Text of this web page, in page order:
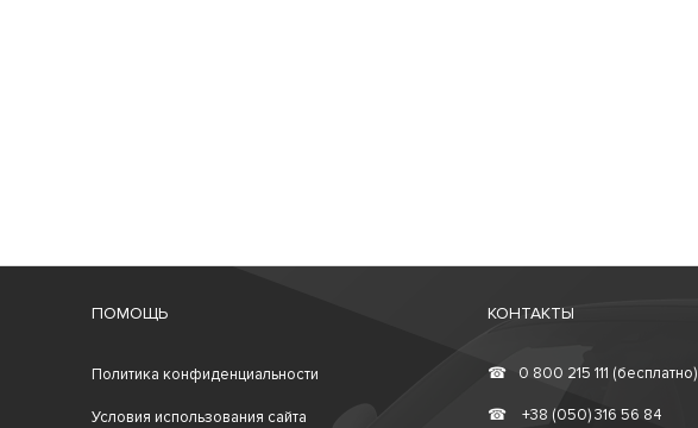
ПОМОЩЬ
Политика конфиденциальности
Условия использования сайта
КОНТАКТЫ
☎ 0 800 215 111 (бесплатно)
☎ +38 (050) 316 56 84